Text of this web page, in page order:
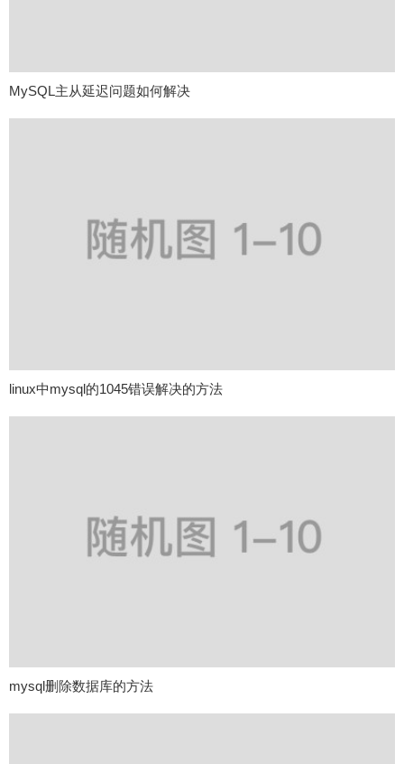
MySQL主从延迟问题如何解决
linux中mysql的1045错误解决的方法
mysql删除数据库的方法